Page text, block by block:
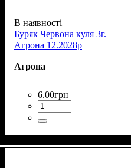
В наявності
Буряк Червона куля 3г.
Агрона 12.2028р
Агрона
6.00грн